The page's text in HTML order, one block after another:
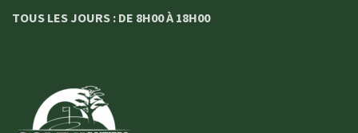
TOUS LES JOURS : DE 8H00 À 18H00